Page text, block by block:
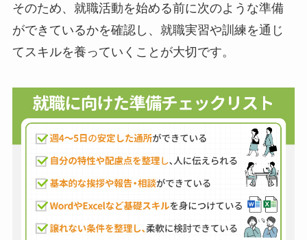
そのため、就職活動を始める前に次のような準備
ができているかを確認し、就職実習や訓練を通じ
てスキルを養っていくことが大切です。